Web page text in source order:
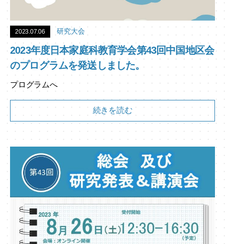
2023.07.06 研究大会
2023年度日本家庭科教育学会第43回中国地区会
のプログラムを発送しました。
プログラムへ
続きを読む